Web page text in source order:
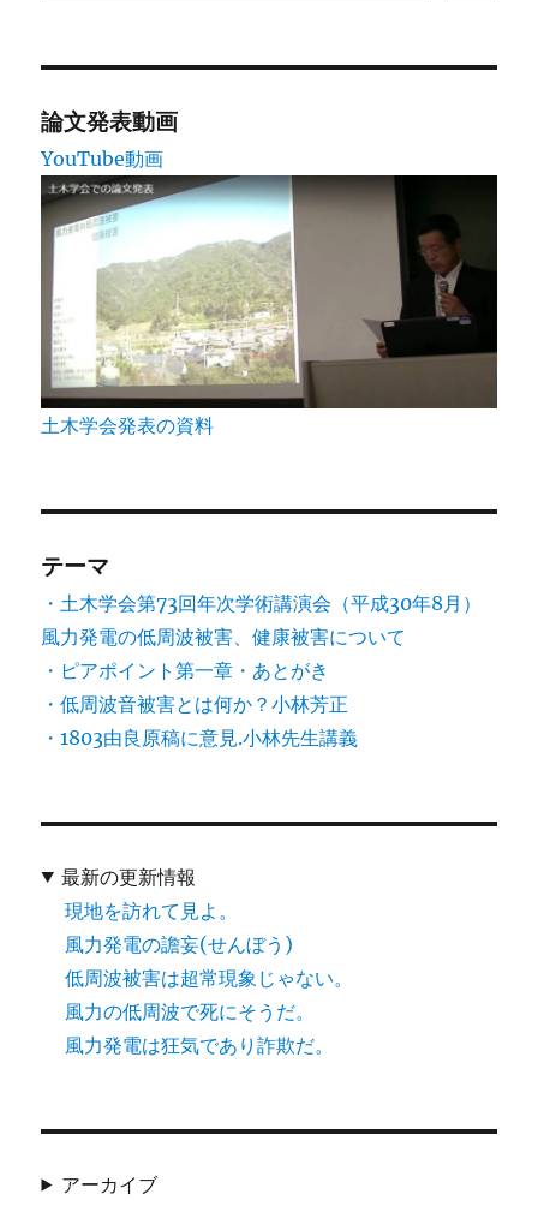
論文発表動画
YouTube動画
土木学会発表の資料
テーマ
・土木学会第73回年次学術講演会（平成30年8月）
風力発電の低周波被害、健康被害について
・ピアポイント第一章・あとがき
・低周波音被害とは何か？小林芳正
・1803由良原稿に意見.小林先生講義
最新の更新情報
現地を訪れて見よ。
風力発電の譫妄(せんぼう)
低周波被害は超常現象じゃない。
風力の低周波で死にそうだ。
風力発電は狂気であり詐欺だ。
アーカイブ